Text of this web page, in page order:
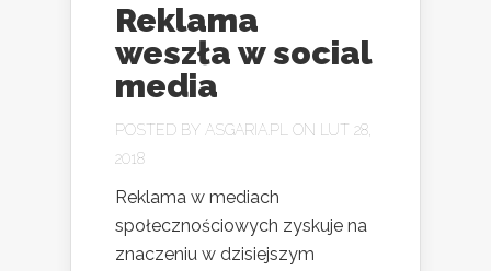
Reklama
weszła w social
media
POSTED BY ASGARIA.PL
ON LUT 28,
2018
Reklama w mediach
społecznościowych zyskuje na
znaczeniu w dzisiejszym